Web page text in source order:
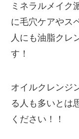
ミネラルメイク
に毛穴ケアやス
人にも油脂クレ
す！
オイルクレンジ
る人も多いとは
ください！！